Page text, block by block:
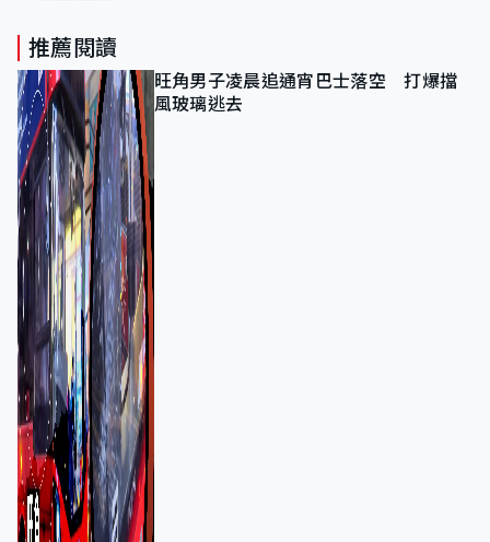
推薦閱讀
旺角男子凌晨追通宵巴士落空 打爆擋
風玻璃逃去